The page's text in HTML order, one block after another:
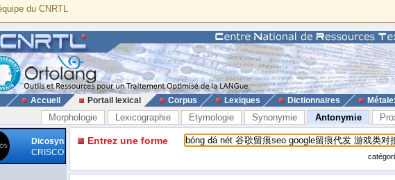
du CNRTL
Accueil Portail lexical Corpus Lexiques Dictionnaires
Morphologie Lexicographie Etymologie Synonymie Antonymie
Dicosyn
CRISCO
Entrez une forme